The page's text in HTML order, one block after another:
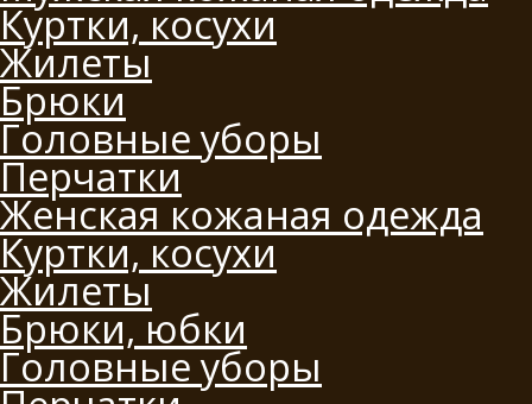
Куртки, косухи
Жилеты
Брюки
Головные уборы
Перчатки
Женская кожаная одежда
Куртки, косухи
Жилеты
Брюки, юбки
Головные уборы